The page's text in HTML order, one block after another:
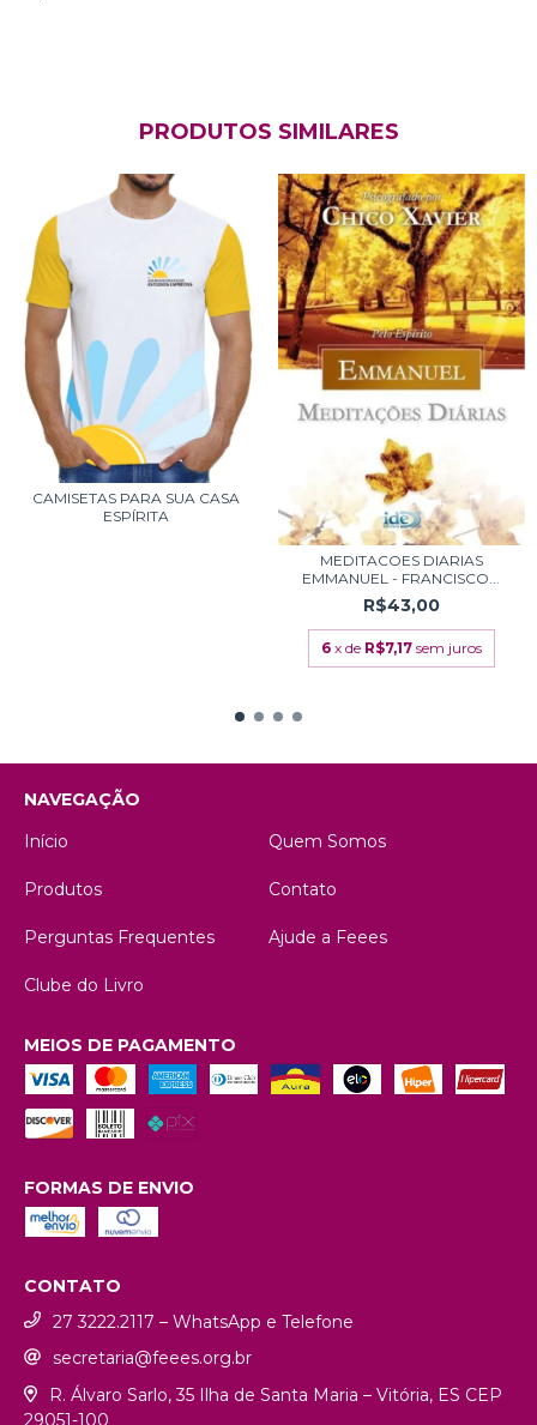
PRODUTOS SIMILARES
CAMISETAS PARA SUA CASA
ESPÍRITA
MEDITACOES DIARIAS
EMMANUEL - FRANCISCO...
R$43,00
6 x de R$7,17 sem juros
NAVEGAÇÃO
Início
Quem Somos
Produtos Contato
Perguntas Frequentes Ajude a Feees
Clube do Livro
MEIOS DE PAGAMENTO
FORMAS DE ENVIO
CONTATO
27 3222.2117 – WhatsApp e Telefone
secretaria@feees.org.br
R. Álvaro Sarlo, 35 Ilha de Santa Maria – Vitória, ES CEP
29051-100